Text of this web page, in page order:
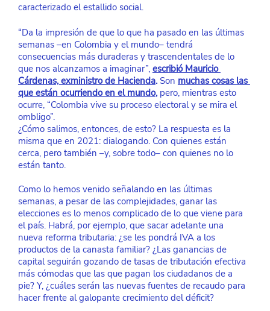
caracterizado el estallido social.
“Da la impresión de que lo que ha pasado en las últimas
semanas –en Colombia y el mundo– tendrá
consecuencias más duraderas y trascendentales de lo
que nos alcanzamos a imaginar”, escribió Mauricio
Cárdenas, exministro de Hacienda. Son muchas cosas las
que están ocurriendo en el mundo, pero, mientras esto
ocurre, “Colombia vive su proceso electoral y se mira el
ombligo”.
¿Cómo salimos, entonces, de esto? La respuesta es la
misma que en 2021: dialogando. Con quienes están
cerca, pero también –y, sobre todo– con quienes no lo
están tanto.
Como lo hemos venido señalando en las últimas
semanas, a pesar de las complejidades, ganar las
elecciones es lo menos complicado de lo que viene para
el país. Habrá, por ejemplo, que sacar adelante una
nueva reforma tributaria: ¿se les pondrá IVA a los
productos de la canasta familiar? ¿Las ganancias de
capital seguirán gozando de tasas de tributación efectiva
más cómodas que las que pagan los ciudadanos de a
pie? Y, ¿cuáles serán las nuevas fuentes de recaudo para
hacer frente al galopante crecimiento del déficit?